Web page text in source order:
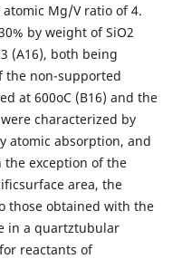
Mg/V ratio of 4.
by weight of SiO2
(A16), both being
the non-supported
at 600oC (B16) and the
characterized by
atomic absorption, and
the exception of the
area, the
those obtained with the
in a quartztubular
reactants of